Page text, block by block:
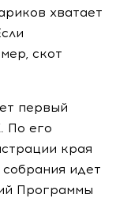
хватает
скот
первый
По его
края
идет
Программы